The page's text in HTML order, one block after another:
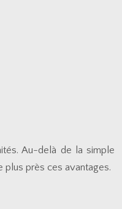
Au-delà de la simple
plus près ces avantages.